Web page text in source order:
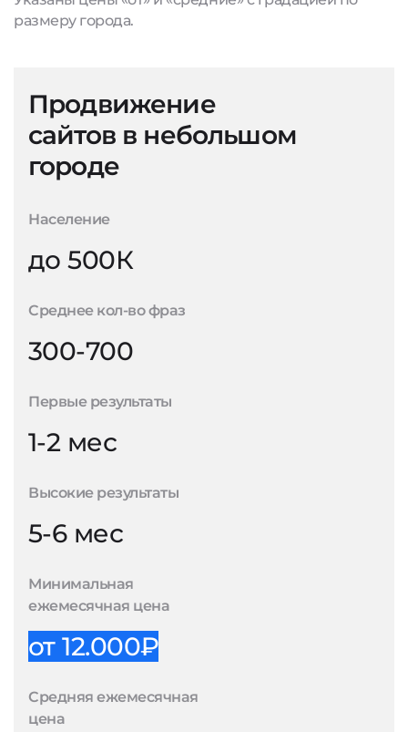
размеру города.
Продвижение
сайтов в небольшом
городе
Население
до 500К
Среднее кол-во фраз
300-700
Первые результаты
1-2 мес
Высокие результаты
5-6 мес
Минимальная
ежемесячная цена
от 12.000₽
Средняя ежемесячная
цена